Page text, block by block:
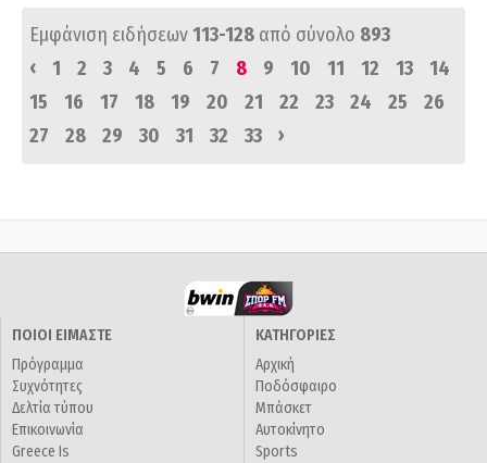
Εμφάνιση ειδήσεων113-128 από σύνολο 893
‹
1 2 3 4 5 6 7 8 9 10 11 12 13
14
15
16 17 18 19 20 21 22 23 24 25
26
27
28 29 30 31 32 33 ›
ΠΟΙΟΙ ΕΙΜΑΣΤΕ
Πρόγραμμα
Συχνότητες
Δελτία τύπου
Επικοινωνία
Greece Is
ΚΑΤΗΓΟΡΙΕΣ
Αρχική
Ποδόσφαιρο
Μπάσκετ
Αυτοκίνητο
Sports